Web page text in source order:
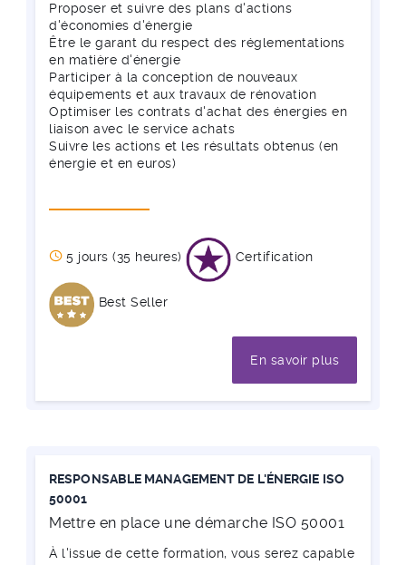
Proposer et suivre des plans d'actions
d'économies d'énergie
Être le garant du respect des réglementations
en matière d'énergie
Participer à la conception de nouveaux
équipements et aux travaux de rénovation
Optimiser les contrats d'achat des énergies en
liaison avec le service achats
Suivre les actions et les résultats obtenus (en
énergie et en euros)
5 jours (35 heures) Certification
Best Seller
En savoir plus
RESPONSABLE MANAGEMENT DE L'ÉNERGIE ISO
50001
Mettre en place une démarche ISO 50001
À l'issue de cette formation, vous serez capable